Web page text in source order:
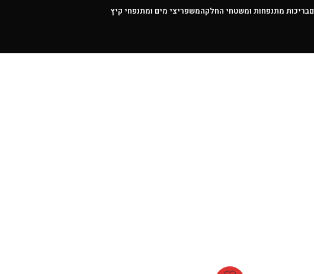
בריכות מתנפחות ומשטחי החלקהמשפריצי מים ומתנפחי קיץ